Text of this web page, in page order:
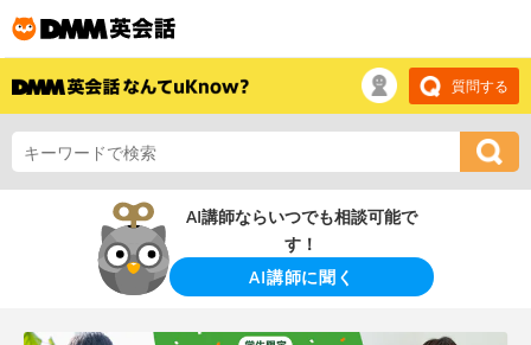
質問する
AI講師ならいつでも相談可能で
す！
AI講師に聞く